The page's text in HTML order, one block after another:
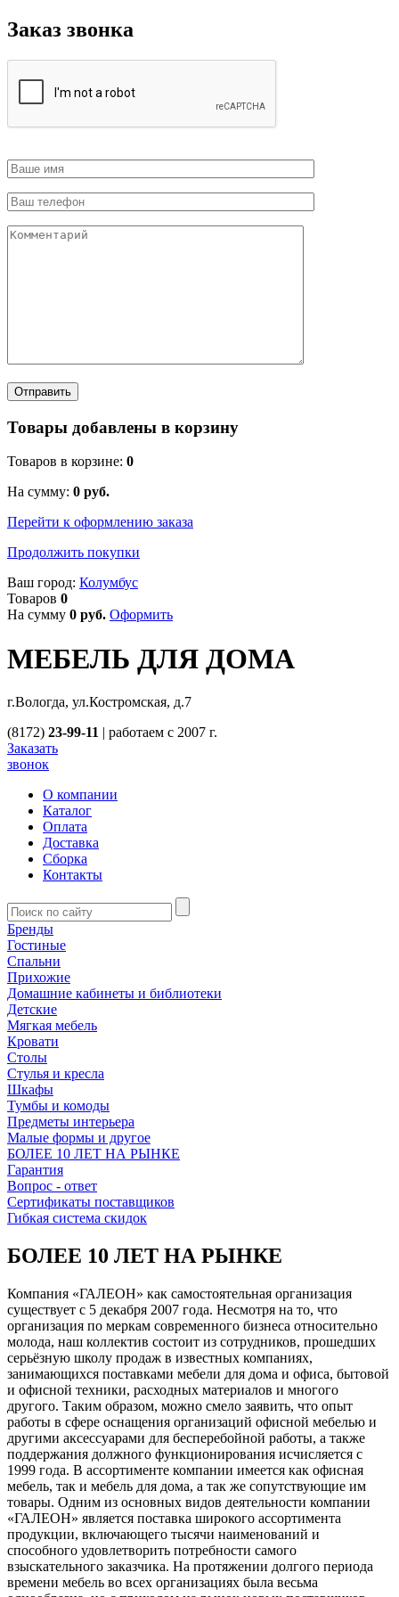
Заказ звонка
Товары добавлены в корзину
Товаров в корзине: 0
На сумму: 0 руб.
Перейти к оформлению заказа
Продолжить покупки
Ваш город: Колумбус
Товаров 0
На сумму 0 руб. Оформить
МЕБЕЛЬ ДЛЯ ДОМА
г.Вологда, ул.Костромская, д.7
(8172) 23-99-11 | работаем с 2007 г.
Заказать
звонок
О компании
Каталог
Оплата
Доставка
Сборка
Контакты
Бренды
Гостиные
Спальни
Прихожие
Домашние кабинеты и библиотеки
Детские
Мягкая мебель
Кровати
Столы
Стулья и кресла
Шкафы
Тумбы и комоды
Предметы интерьера
Малые формы и другое
БОЛЕЕ 10 ЛЕТ НА РЫНКЕ
Гарантия
Вопрос - ответ
Сертификаты поставщиков
Гибкая система скидок
БОЛЕЕ 10 ЛЕТ НА РЫНКЕ
Компания «ГАЛЕОН» как самостоятельная организация
существует с 5 декабря 2007 года. Несмотря на то, что
организация по меркам современного бизнеса относительно
молода, наш коллектив состоит из сотрудников, прошедших
серьёзную школу продаж в известных компаниях,
занимающихся поставками мебели для дома и офиса, бытовой
и офисной техники, расходных материалов и многого
другого. Таким образом, можно смело заявить, что опыт
работы в сфере оснащения организаций офисной мебелью и
другими аксессуарами для бесперебойной работы, а также
поддержания должного функционирования исчисляется с
1999 года. В ассортименте компании имеется как офисная
мебель, так и мебель для дома, а так же сопутствующие им
товары. Одним из основных видов деятельности компании
«ГАЛЕОН» является поставка широкого ассортимента
продукции, включающего тысячи наименований и
способного удовлетворить потребности самого
взыскательного заказчика. На протяжении долгого периода
времени мебель во всех организациях была весьма